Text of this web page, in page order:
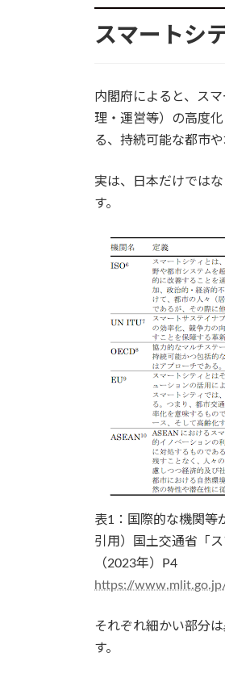
スマートシ
内閣府によると、ス
理・運営等）の高度
る、持続可能な都市
実は、日本だけでは
す。
表1：国際的な機関等
引用）国土交通省「
（2023年）P4
https://
それぞれ細かい部分
す。